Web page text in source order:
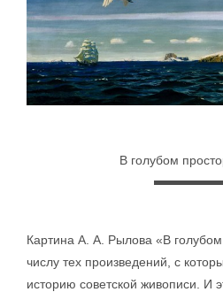
В голубом
Картина А. А. Рылова «В голубом
числу тех произведений, с
историю советской живописи. И